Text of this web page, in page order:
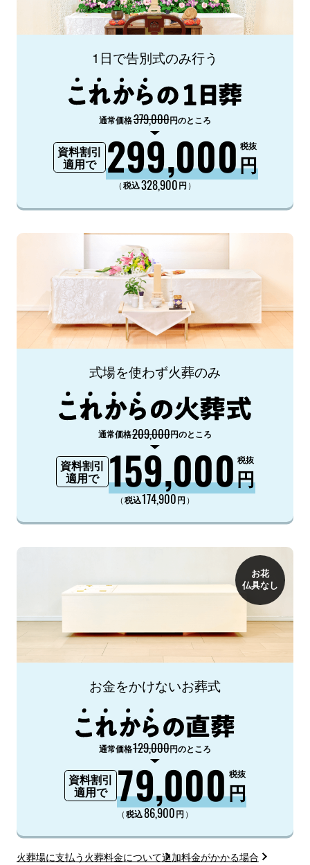
1日で告別式のみ行う
通常価格379,000円のところ
資料割引
適用で
299,000円
税抜
（税込328,900円 ）
式場を使わず火葬のみ
通常価格209,000円のところ
資料割引
適用で
159,000円
税抜
（税込174,900円 ）
お花
仏具なし
お金をかけないお葬式
通常価格129,000円のところ
資料割引
適用で
79,000円
税抜
（税込86,900円 ）
火葬場に支払う火葬料金について追加料金がかかる場合